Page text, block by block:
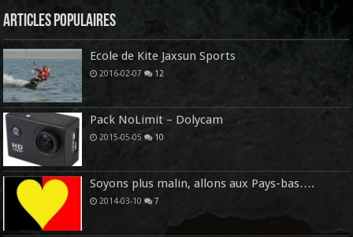
Articles Populaires
Ecole de Kite Jaxsun Sports
2016-02-07 12
Pack NoLimit – Dolycam
2015-05-05 10
Soyons plus malin, allons aux Pays-bas….
2014-03-10 7